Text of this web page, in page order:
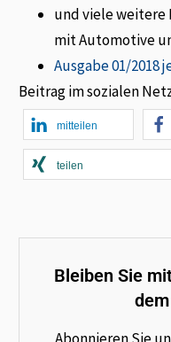
und viele weitere
mit Automotive
Ausgabe 01/2018
Beitrag im sozialen
mitteilen
teilen
Bleiben Sie